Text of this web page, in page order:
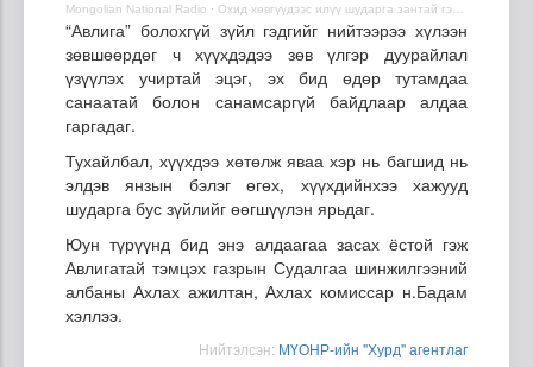
Mongolian National Radio · Охид хөвгүүдээс илүү шударга зантай гэсэн судалгаа гарчээ
“Авлига” болохгүй зүйл гэдгийг нийтээрээ хүлээн
зөвшөөрдөг ч хүүхдэдээ зөв үлгэр дуурайлал
үзүүлэх учиртай эцэг, эх бид өдөр тутамдаа
санаатай болон санамсаргүй байдлаар алдаа
гаргадаг.
Тухайлбал, хүүхдээ хөтөлж яваа хэр нь багшид нь
элдэв янзын бэлэг өгөх, хүүхдийнхээ хажууд
шударга бус зүйлийг өөгшүүлэн ярьдаг.
Юун түрүүнд бид энэ алдаагаа засах ёстой гэж
Авлигатай тэмцэх газрын Судалгаа шинжилгээний
албаны Ахлах ажилтан, Ахлах комиссар н.Бадам
хэллээ.
Нийтэлсэн: МҮОНР-ийн "Хурд" агентлаг